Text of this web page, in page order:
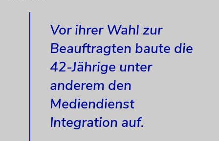
Vor ihrer Wahl zur
Beauftragten baute die
42-Jährige unter
anderem den
Mediendienst
Integration auf.